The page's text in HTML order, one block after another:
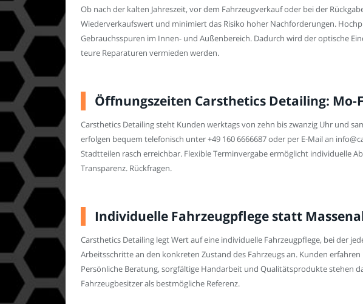
Ob nach der kalten Jahreszeit, vor dem Fahrzeugverkauf oder bei der
Wiederverkaufswert und minimiert das Risiko hoher Nachforderungen.
Gebrauchsspuren im Innen- und Außenbereich. Dadurch wird der optische
teure Reparaturen vermieden werden.
Öffnungszeiten Carsthetics Detailing: Mo-
Carsthetics Detailing steht Kunden werktags von zehn bis zwanzig Uhr und
erfolgen bequem telefonisch unter +49 160 6666687 oder per E-Mail an
Stadtteilen rasch erreichbar. Flexible Terminvergabe ermöglicht individuelle
Transparenz. Rückfragen.
Individuelle Fahrzeugpflege statt
Carsthetics Detailing legt Wert auf eine individuelle Fahrzeugpflege, bei der
Arbeitsschritte an den konkreten Zustand des Fahrzeugs an. Kunden
Persönliche Beratung, sorgfältige Handarbeit und Qualitätsprodukte stehen
Fahrzeugbesitzer als bestmögliche Referenz.